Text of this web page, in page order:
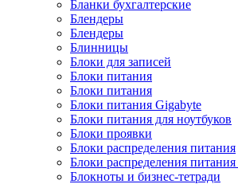
Бланки бухгалтерские
Блендеры
Блендеры
Блинницы
Блоки для записей
Блоки питания
Блоки питания
Блоки питания Gigabyte
Блоки питания для ноутбуков
Блоки проявки
Блоки распределения питания
Блоки распределения
Блокноты и бизнес-тетради